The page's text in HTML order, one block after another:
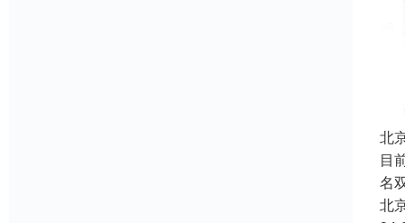
北
目
名
北